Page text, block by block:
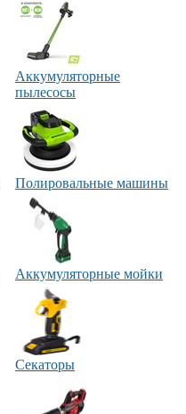
Аккумуляторные
пылесосы
Полировальные машины
Аккумуляторные мойки
Секаторы